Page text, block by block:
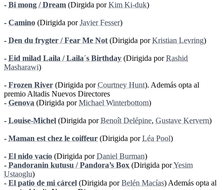
- Bi mong / Dream (Dirgida porKim Ki-duk)
- Camino (Dirigida porJavier Fesser)
- Den du frygter / Fear Me Not (Dirigida porKristian Levring)
- Eid milad Laila / Laila´s Birthday (Dirigida porRashid
Masharawi)
- Frozen River (Dirigida porCourtney Hunt). Además opta al
premio Altadis Nuevos Directores
- Genova (Dirigida porMichael Winterbottom)
- Louise-Michel (Dirigida porBenoît Delépine, Gustave Kervern)
- Maman est chez le coiffeur (Dirigida porLéa Pool)
- El nido vacío (Dirigida porDaniel Burman)
- Pandoranin kutusu / Pandora’s Box (Dirigida porYesim
Ustaoglu)
- El patio de mi cárcel (Dirigida porBelén Macías) Además opta al